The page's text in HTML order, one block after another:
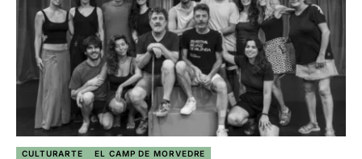
CULTURARTE EL CAMP DE MORVEDRE